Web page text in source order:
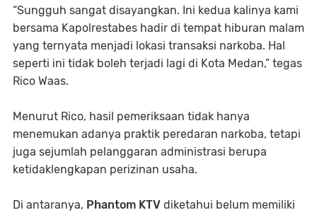
“Sungguh sangat disayangkan. Ini kedua kalinya kami
bersama Kapolrestabes hadir di tempat hiburan malam
yang ternyata menjadi lokasi transaksi narkoba. Hal
seperti ini tidak boleh terjadi lagi di Kota Medan,” tegas
Rico Waas.
Menurut Rico, hasil pemeriksaan tidak hanya
menemukan adanya praktik peredaran narkoba, tetapi
juga sejumlah pelanggaran administrasi berupa
ketidaklengkapan perizinan usaha.
Di antaranya, Phantom KTV diketahui belum memiliki